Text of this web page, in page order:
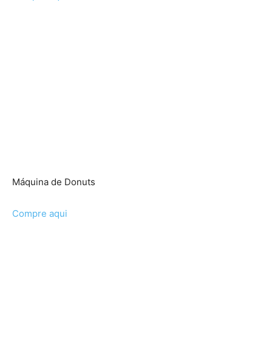
Máquina de Donuts
Compre aqui